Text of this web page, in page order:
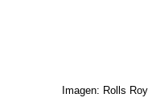
Imagen: Rolls